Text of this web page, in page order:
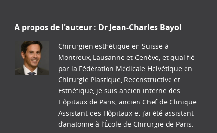
A propos de l'auteur : Dr Jean-Charles Bayol
Chirurgien esthétique en Suisse à
Montreux, Lausanne et Genève, et qualifié
par la Fédération Médicale Helvétique en
Chirurgie Plastique, Reconstructive et
Esthétique, je suis ancien interne des
Hôpitaux de Paris, ancien Chef de Clinique
Assistant des Hôpitaux et j’ai été assistant
d’anatomie à l’École de Chirurgie de Paris.